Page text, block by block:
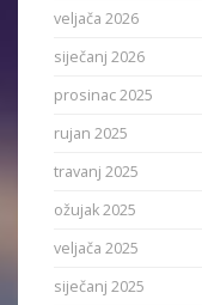
veljača 2026
siječanj 2026
prosinac 2025
rujan 2025
travanj 2025
ožujak 2025
veljača 2025
siječanj 2025